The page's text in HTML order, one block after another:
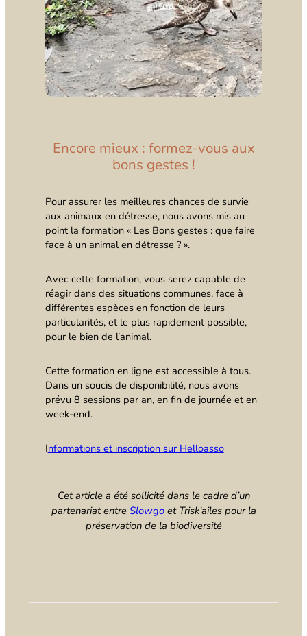
Encore mieux : formez-vous aux
bons gestes !
Pour assurer les meilleures chances de survie
aux animaux en détresse, nous avons mis au
point la formation « Les Bons gestes : que faire
face à un animal en détresse ? ».
Avec cette formation, vous serez capable de
réagir dans des situations communes, face à
différentes espèces en fonction de leurs
particularités, et le plus rapidement possible,
pour le bien de l’animal.
Cette formation en ligne est accessible à tous.
Dans un soucis de disponibilité, nous avons
prévu 8 sessions par an, en fin de journée et en
week-end.
Informations et inscription sur Helloasso
Cet article a été sollicité dans le cadre d’un
partenariat entre Slowgoet Trisk’ailes pour la
préservation de la biodiversité